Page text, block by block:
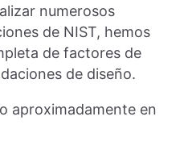
numerosos
de NIST, hemos
de factores de
de diseño.
aproximadamente en